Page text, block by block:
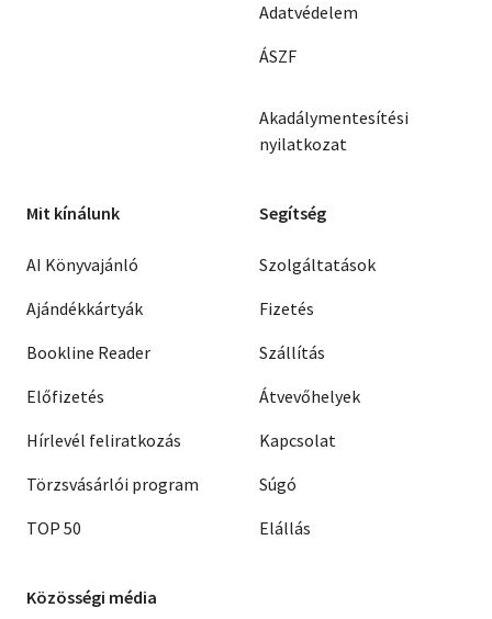
Adatvédelem
ÁSZF
Akadálymentesítési
nyilatkozat
Mit kínálunk
AI Könyvajánló
Ajándékkártyák
Bookline Reader
Előfizetés
Hírlevél feliratkozás
Törzsvásárlói program
TOP 50
Segítség
Szolgáltatások
Fizetés
Szállítás
Átvevőhelyek
Kapcsolat
Súgó
Elállás
Közösségi média